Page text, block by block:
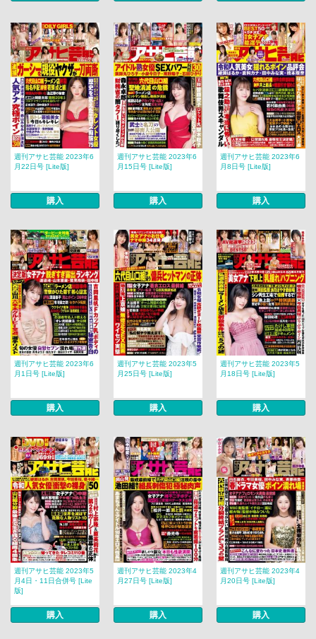
週刊アサヒ芸能 2023年6
月22日号 [Lite版]
購入
週刊アサヒ芸能 2023年6
月15日号 [Lite版]
購入
週刊アサヒ芸能 2023年6
月8日号 [Lite版]
購入
週刊アサヒ芸能 2023年6
月1日号 [Lite版]
購入
週刊アサヒ芸能 2023年5
月25日号 [Lite版]
購入
週刊アサヒ芸能 2023年5
月18日号 [Lite版]
購入
週刊アサヒ芸能 2023年5
月4日・11日合併号 [Lite
版]
購入
週刊アサヒ芸能 2023年4
月27日号 [Lite版]
購入
週刊アサヒ芸能 2023年4
月20日号 [Lite版]
購入